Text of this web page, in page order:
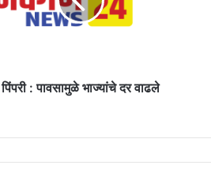
पिंपरी : पावसामुळे भाज्यांचे दर वाढले